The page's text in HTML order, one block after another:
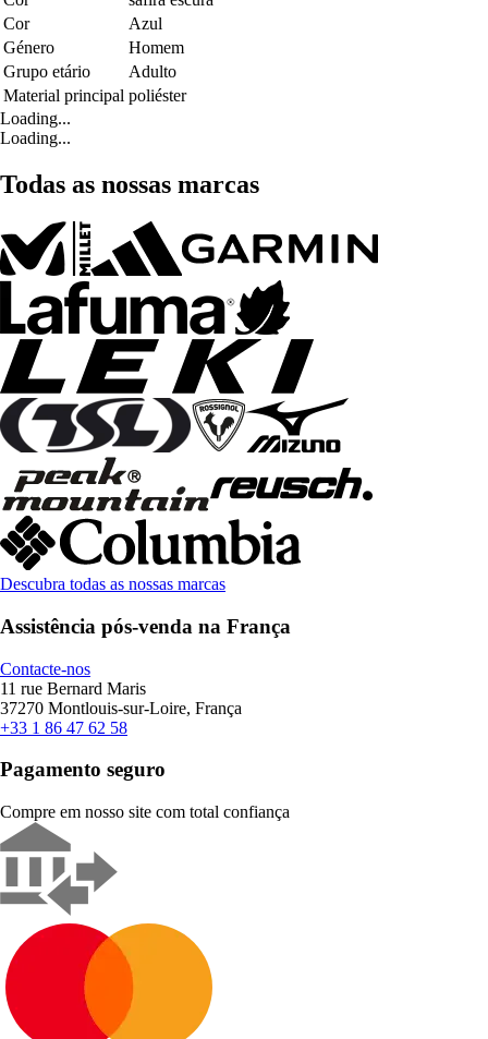
Cor
Azul
Género
Homem
Grupo etário
Adulto
Material principal poliéster
Loading...
Loading...
Todas as nossas marcas
Descubra todas as nossas marcas
Assistência pós-venda na França
Contacte-nos
11 rue Bernard Maris
37270 Montlouis-sur-Loire, França
+33 1 86 47 62 58
Pagamento seguro
Compre em nosso site com total confiança